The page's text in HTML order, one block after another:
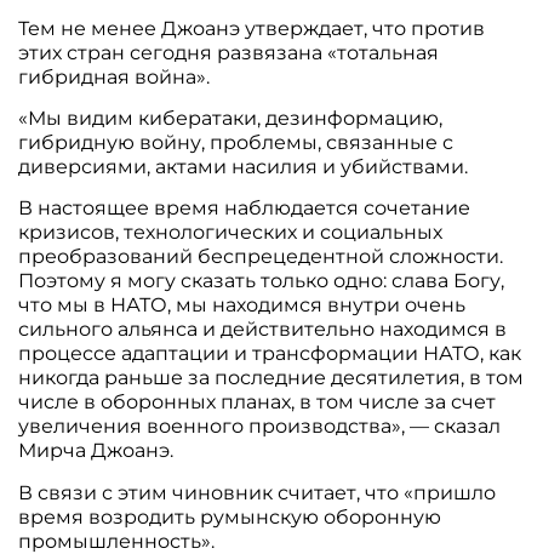
Тем не менее Джоанэ утверждает, что против
этих стран сегодня развязана «тотальная
гибридная война».
«Мы видим кибератаки, дезинформацию,
гибридную войну, проблемы, связанные с
диверсиями, актами насилия и убийствами.
В настоящее время наблюдается сочетание
кризисов, технологических и социальных
преобразований беспрецедентной сложности.
Поэтому я могу сказать только одно: слава Богу,
что мы в НАТО, мы находимся внутри очень
сильного альянса и действительно находимся в
процессе адаптации и трансформации НАТО, как
никогда раньше за последние десятилетия, в том
числе в оборонных планах, в том числе за счет
увеличения военного производства», — сказал
Мирча Джоанэ.
В связи с этим чиновник считает, что «пришло
время возродить румынскую оборонную
промышленность».